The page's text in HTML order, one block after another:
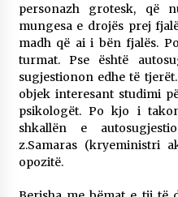
personazh grotesk, që
mungesa e drojës prej
madh që ai i bën fjalës.
turmat. Pse është
sugjestionon edhe të
objek interesant studimi
psikologët. Po kjo i
shkallën e
z.Samaras (kryeministri
opozitë.